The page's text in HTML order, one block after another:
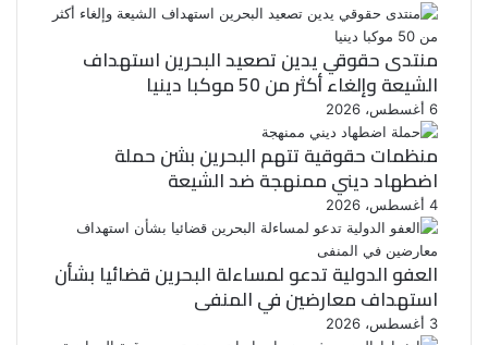
منتدى حقوقي يدين تصعيد البحرين استهداف
الشيعة وإلغاء أكثر من 50 موكبا دينيا
6 أغسطس، 2026
منظمات حقوقية تتهم البحرين بشن حملة
اضطهاد ديني ممنهجة ضد الشيعة
4 أغسطس، 2026
العفو الدولية تدعو لمساءلة البحرين قضائيا بشأن
استهداف معارضين في المنفى
3 أغسطس، 2026